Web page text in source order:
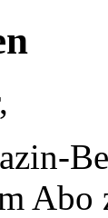
Abo